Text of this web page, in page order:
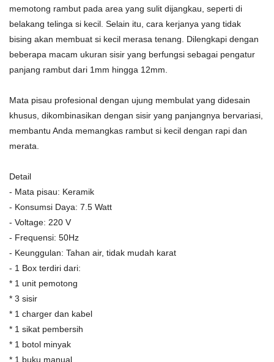
memotong rambut pada area yang sulit dijangkau, seperti di
belakang telinga si kecil. Selain itu, cara kerjanya yang tidak
bising akan membuat si kecil merasa tenang. Dilengkapi dengan
beberapa macam ukuran sisir yang berfungsi sebagai pengatur
panjang rambut dari 1mm hingga 12mm.
Mata pisau profesional dengan ujung membulat yang didesain
khusus, dikombinasikan dengan sisir yang panjangnya bervariasi,
membantu Anda memangkas rambut si kecil dengan rapi dan
merata.
Detail
- Mata pisau: Keramik
- Konsumsi Daya: 7.5 Watt
- Voltage: 220 V
- Frequensi: 50Hz
- Keunggulan: Tahan air, tidak mudah karat
- 1 Box terdiri dari:
* 1 unit pemotong
* 3 sisir
* 1 charger dan kabel
* 1 sikat pembersih
* 1 botol minyak
* 1 buku manual